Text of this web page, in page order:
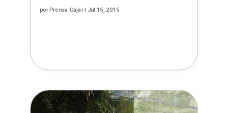
porPrensa Cajar| Jul 15, 2015